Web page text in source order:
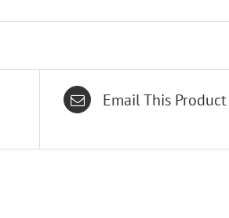
Email This Product